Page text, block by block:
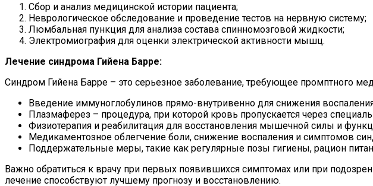
Сбор и анализ медицинской истории пациента;
Неврологическое обследование и проведение тестов на нервную систему;
Люмбальная пункция для анализа состава спинномозговой жидкости;
Электромиография для оценки электрической активности мышц.
Лечение синдрома Гийена Барре:
Синдром Гийена Барре – это серьезное заболевание, требующее промптного
Введение иммуноглобулинов прямо-внутривенно для снижения
Плазмаферез – процедура, при которой кровь пропускается через
Физиотерапия и реабилитация для восстановления мышечной силы и
Медикаментозное облегчение боли, снижение воспаления и симптомов
Поддержательные меры, такие как регулярные позы гигиены, рацион
Важно обратиться к врачу при первых появившихся симптомах или при
лечение способствуют лучшему прогнозу и восстановлению.